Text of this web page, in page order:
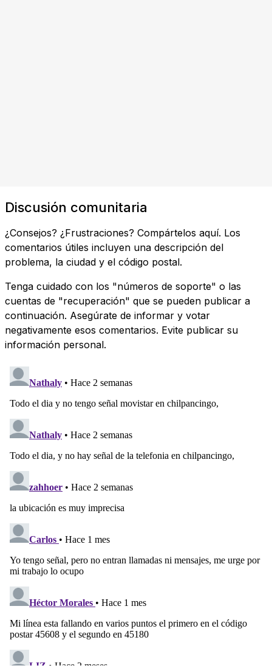
Discusión comunitaria
¿Consejos? ¿Frustraciones? Compártelos aquí. Los
comentarios útiles incluyen una descripción del
problema, la ciudad y el código postal.
Tenga cuidado con los "números de soporte" o las
cuentas de "recuperación" que se pueden publicar a
continuación. Asegúrate de informar y votar
negativamente esos comentarios. Evite publicar su
información personal.